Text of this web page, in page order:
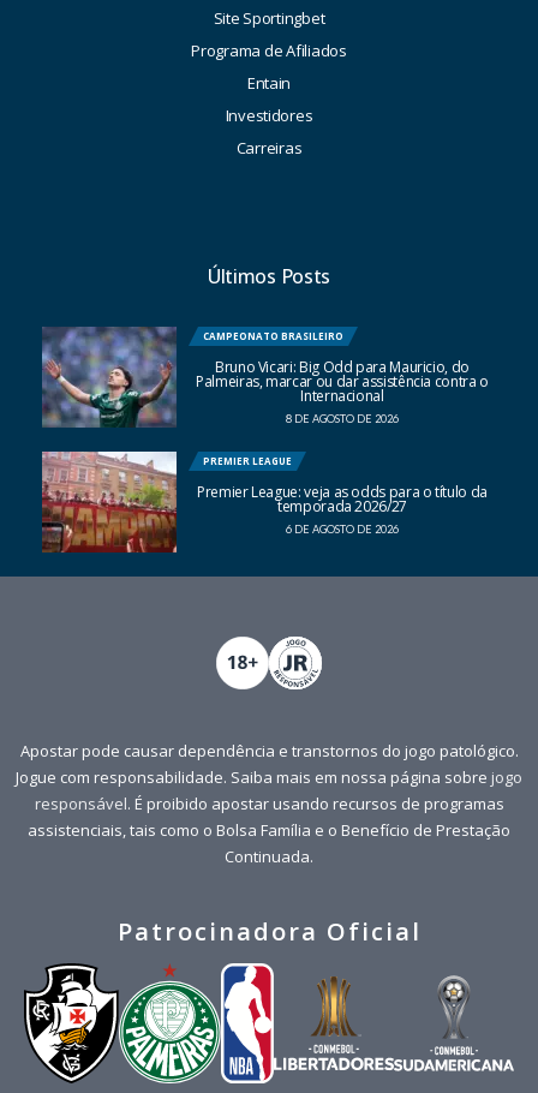
Site Sportingbet
Programa de Afiliados
Entain
Investidores
Carreiras
Últimos Posts
CAMPEONATO BRASILEIRO
Bruno Vicari: Big Odd para Mauricio, do
Palmeiras, marcar ou dar assistência contra o
Internacional
8 DE AGOSTO DE 2026
PREMIER LEAGUE
Premier League: veja as odds para o título da
temporada 2026/27
6 DE AGOSTO DE 2026
Apostar pode causar dependência e transtornos do jogo patológico.
Jogue com responsabilidade. Saiba mais em nossa página sobre jogo
responsável. É proibido apostar usando recursos de programas
assistenciais, tais como o Bolsa Família e o Benefício de Prestação
Continuada.
Patrocinadora Oficial